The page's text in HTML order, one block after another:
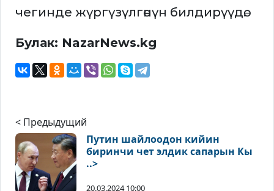
чегинде жүргүзүлгөнүн билдирүүдө.
Булак: NazarNews.kg
< Предыдущий
Путин шайлоодон кийин
биринчи чет элдик сапарын Кы
..>
20.03.2024 10:00